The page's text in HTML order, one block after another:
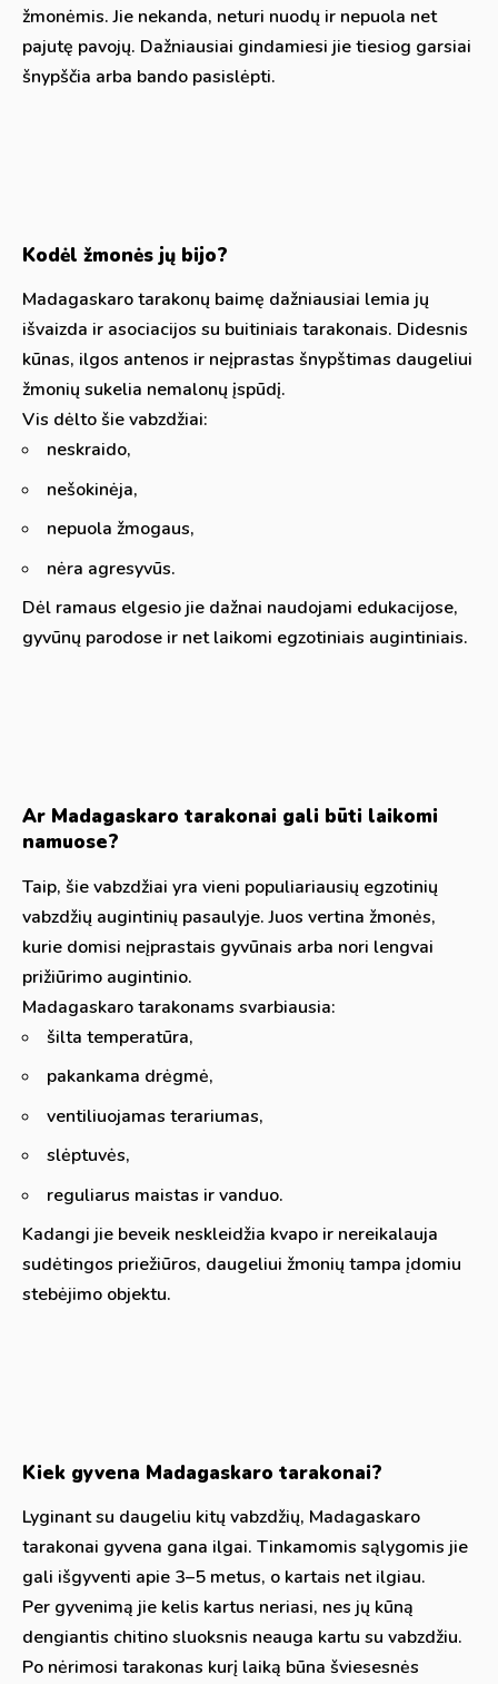
žmonėmis. Jie nekanda, neturi nuodų ir nepuola net
pajutę pavojų. Dažniausiai gindamiesi jie tiesiog garsiai
šnypščia arba bando pasislėpti.
Kodėl žmonės jų bijo?
Madagaskaro tarakonų baimę dažniausiai lemia jų
išvaizda ir asociacijos su buitiniais tarakonais. Didesnis
kūnas, ilgos antenos ir neįprastas šnypštimas daugeliui
žmonių sukelia nemalonų įspūdį.
Vis dėlto šie vabzdžiai:
neskraido,
nešokinėja,
nepuola žmogaus,
nėra agresyvūs.
Dėl ramaus elgesio jie dažnai naudojami edukacijose,
gyvūnų parodose ir net laikomi egzotiniais augintiniais.
Ar Madagaskaro tarakonai gali būti laikomi
namuose?
Taip, šie vabzdžiai yra vieni populiariausių egzotinių
vabzdžių augintinių pasaulyje. Juos vertina žmonės,
kurie domisi neįprastais gyvūnais arba nori lengvai
prižiūrimo augintinio.
Madagaskaro tarakonams svarbiausia:
šilta temperatūra,
pakankama drėgmė,
ventiliuojamas terariumas,
slėptuvės,
reguliarus maistas ir vanduo.
Kadangi jie beveik neskleidžia kvapo ir nereikalauja
sudėtingos priežiūros, daugeliui žmonių tampa įdomiu
stebėjimo objektu.
Kiek gyvena Madagaskaro tarakonai?
Lyginant su daugeliu kitų vabzdžių, Madagaskaro
tarakonai gyvena gana ilgai. Tinkamomis sąlygomis jie
gali išgyventi apie 3–5 metus, o kartais net ilgiau.
Per gyvenimą jie kelis kartus neriasi, nes jų kūną
dengiantis chitino sluoksnis neauga kartu su vabzdžiu.
Po nėrimosi tarakonas kurį laiką būna šviesesnės